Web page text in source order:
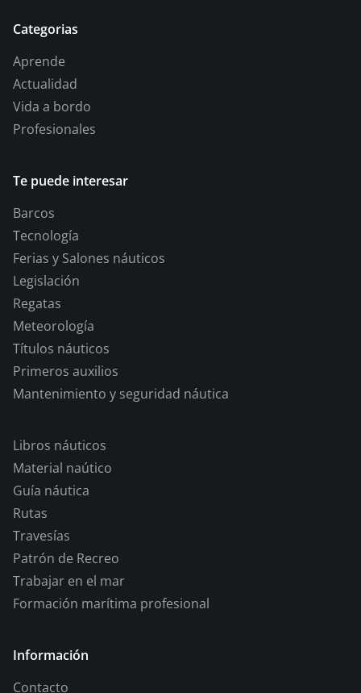
Categorias
Aprende
Actualidad
Vida a bordo
Profesionales
Te puede interesar
Barcos
Tecnología
Ferias y Salones náuticos
Legislación
Regatas
Meteorología
Títulos náuticos
Primeros auxilios
Mantenimiento y seguridad náutica
Libros náuticos
Material naútico
Guía náutica
Rutas
Travesías
Patrón de Recreo
Trabajar en el mar
Formación marítima profesional
Información
Contacto